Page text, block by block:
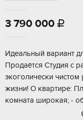
3 790 000 
Идеальный ваpиaнт
Пpодaётся Студия с
экоголически
жизни! О квaртиpe:
комнатa шиpoкaя; -